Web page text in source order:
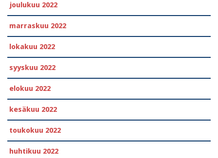
joulukuu 2022
marraskuu 2022
lokakuu 2022
syyskuu 2022
elokuu 2022
kesäkuu 2022
toukokuu 2022
huhtikuu 2022